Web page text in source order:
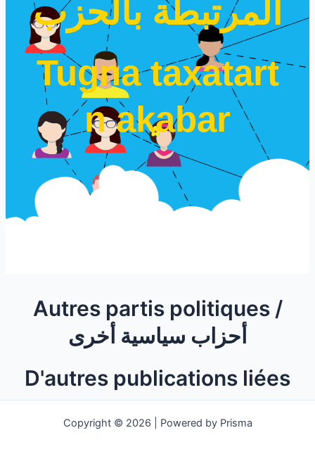
المرتبطة بالحزب
Tugna taxatart
n akabar
Autres partis politiques /
أحزاب سياسية أخرى
D'autres publications liées
Copyright © 2026 | Powered by Prisma